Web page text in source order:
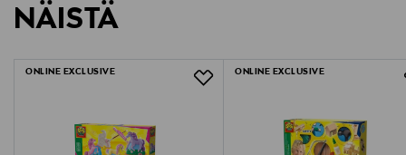
VAROITUS! Ei sovellu alle 3-vuotiaille lapsille. Sisältää
pieniä osia. Tukehtumisvaara.
1544526
Avainsanat
LUE TARKEMMAT PALAUTUSOHJEET
NÄISTÄ
ONLINE EXCLUSIVE ONLINE EXCLUSIVE